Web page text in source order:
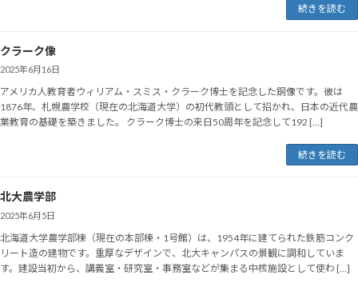
続きを読む
クラーク像
2025年6月16日
アメリカ人教育者ウィリアム・スミス・クラーク博士を記念した銅像です。彼は
1876年、札幌農学校（現在の北海道大学）の初代教頭として招かれ、日本の近代農
業教育の基礎を築きました。 クラーク博士の来日50周年を記念して192 […]
続きを読む
北大農学部
2025年6月5日
北海道大学農学部棟（現在の本部棟・1号館）は、1954年に建てられた鉄筋コンク
リート造の建物です。重厚なデザインで、北大キャンパスの景観に調和していま
す。建設当初から、講義室・研究室・事務室などが集まる中核施設として使わ […]